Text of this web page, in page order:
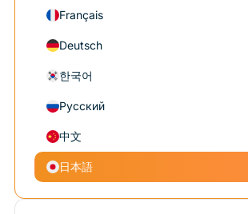
Français
Deutsch
한국어
Русский
中文
日本語